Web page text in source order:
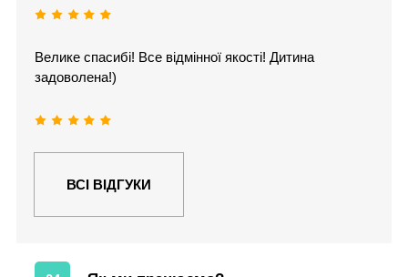
Велике спасибі! Все відмінної якості! Дитина
задоволена!)
ВСІ ВІДГУКИ